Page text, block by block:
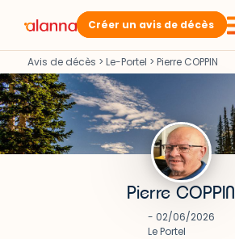
Créer un avis de décès
Avis de décès > Le-Portel > Pierre COPPIN
Pierre COPPIN
- 02/06/2026
Le Portel